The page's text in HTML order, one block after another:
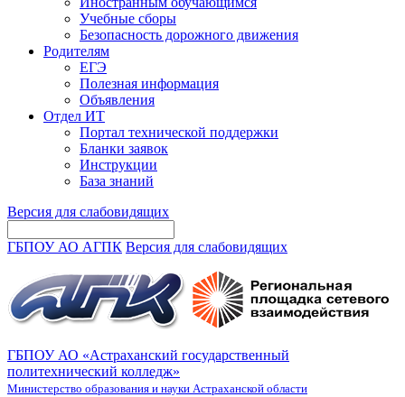
Учебные сборы
Безопасность дорожного движения
Родителям
ЕГЭ
Полезная информация
Объявления
Отдел ИТ
Портал технической поддержки
Бланки заявок
Инструкции
База знаний
Версия для слабовидящих
ГБПОУ АО АГПК Версия для слабовидящих
ГБПОУ АО «Астраханский государственный
политехнический колледж»
Министерство образования и науки Астраханской области